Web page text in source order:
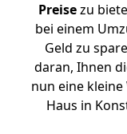
Preisezu
bei einem
Geld zu
daran, Ihnen
nun eine
Haus in